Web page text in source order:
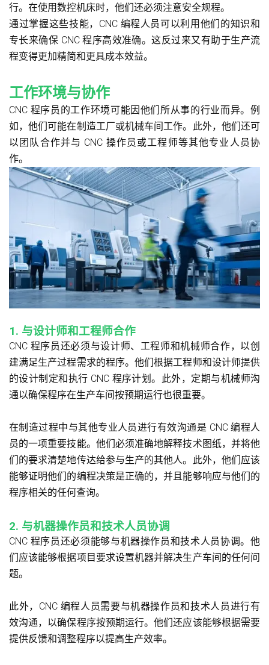
行。在使用数控机床时，他们还必须注意安全规程。
通过掌握这些技能，CNC 编程人员可以利用他们的知识和
专长来确保 CNC 程序高效准确。这反过来又有助于生产流
程变得更加精简和更具成本效益。
工作环境与协作
CNC 程序员的工作环境可能因他们所从事的行业而异。例
如，他们可能在制造工厂或机械车间工作。此外，他们还可
以团队合作并与 CNC 操作员或工程师等其他专业人员协
作。
1. 与设计师和工程师合作
CNC 程序员还必须与设计师、工程师和机械师合作，以创
建满足生产过程需求的程序。他们根据工程师和设计师提供
的设计制定和执行 CNC 程序计划。此外，定期与机械师沟
通以确保程序在生产车间按预期运行也很重要。
在制造过程中与其他专业人员进行有效沟通是 CNC 编程人
员的一项重要技能。他们必须准确地解释技术图纸，并将他
们的要求清楚地传达给参与生产的其他人。此外，他们应该
能够证明他们的编程决策是正确的，并且能够响应与他们的
程序相关的任何查询。
2. 与机器操作员和技术人员协调
CNC 程序员还必须能够与机器操作员和技术人员协调。他
们应该能够根据项目要求设置机器并解决生产车间的任何问
题。
此外，CNC 编程人员需要与机器操作员和技术人员进行有
效沟通，以确保程序按预期运行。他们还应该能够根据需要
提供反馈和调整程序以提高生产效率。